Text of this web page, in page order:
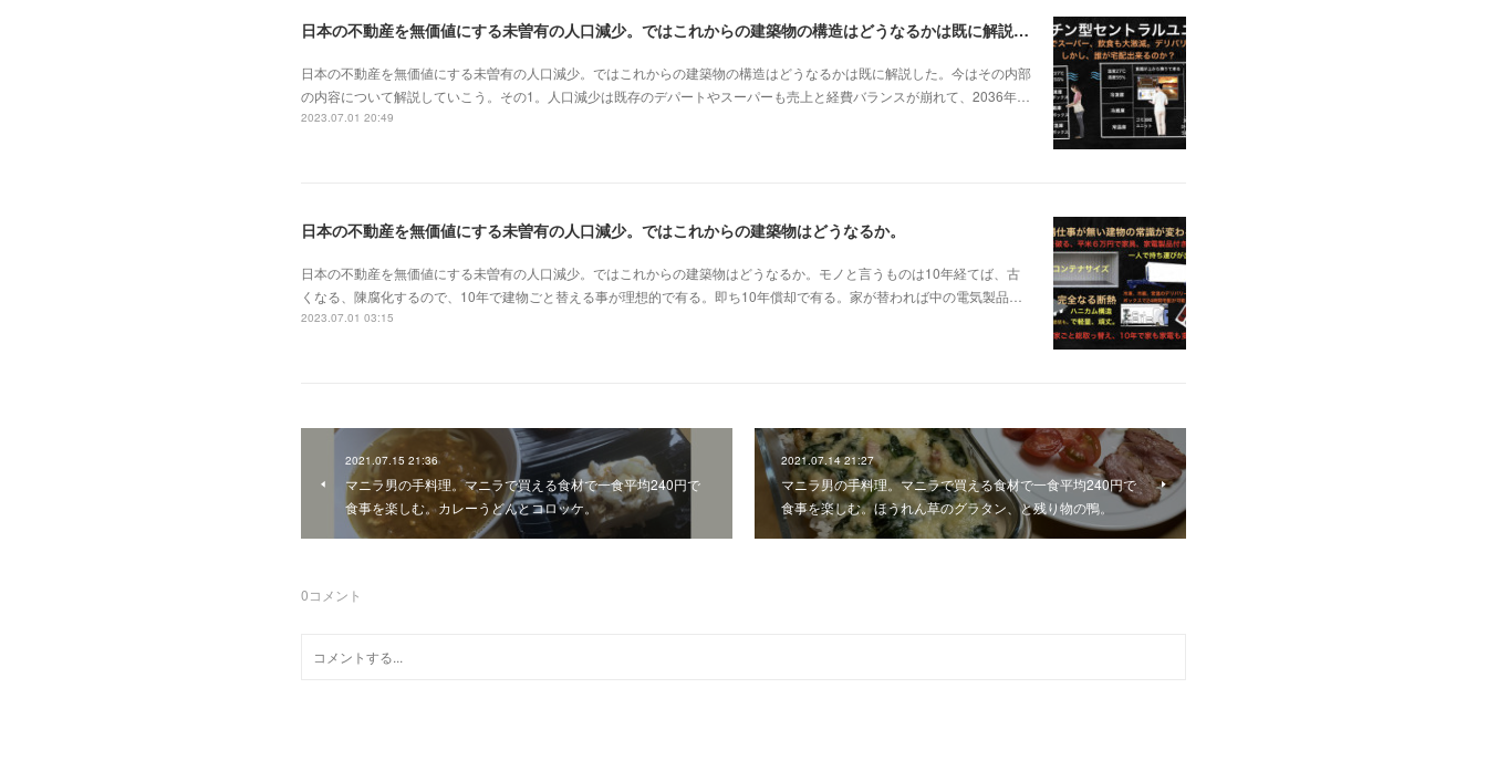
日本の不動産を無価値にする未曽有の人口減少。ではこれからの建築物の構造はどうなるかは既に解説した。今はその内部の内容。その1
日本の不動産を無価値にする未曽有の人口減少。ではこれからの建築物の構造はどうなるかは既に解説した。今はその内部
の内容について解説していこう。その1。人口減少は既存のデパートやスーパーも売上と経費バランスが崩れて、2036年…
2023.07.01 20:49
日本の不動産を無価値にする未曽有の人口減少。ではこれからの建築物はどうなるか。
日本の不動産を無価値にする未曽有の人口減少。ではこれからの建築物はどうなるか。モノと言うものは10年経てば、古
くなる、陳腐化するので、10年で建物ごと替える事が理想的で有る。即ち10年償却で有る。家が替われば中の電気製品…
2023.07.01 03:15
2021.07.15 21:36
マニラ男の手料理。マニラで買える食材で一食平均240円で
食事を楽しむ。カレーうどんとコロッケ。
2021.07.14 21:27
マニラ男の手料理。マニラで買える食材で一食平均240円で
食事を楽しむ。ほうれん草のグラタン、と残り物の鴨。
0コメント